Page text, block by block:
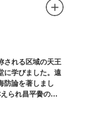
される区域の天王
に学びました。遠
防論を著しまし
られ昌平黌の教
た。